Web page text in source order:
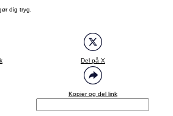
dig tryg.
Del på X
Kopier og del link